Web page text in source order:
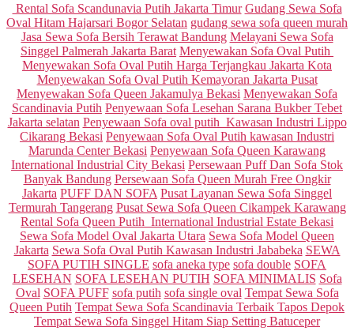
Categories
Rental Sofa Scandunavia Putih Jakarta Timur Gudang Sewa Sofa
Oval Hitam Hajarsari Bogor Selatan gudang sewa sofa queen murah
Jasa Sewa Sofa Bersih Terawat Bandung Melayani Sewa Sofa
Singgel Palmerah Jakarta Barat Menyewakan Sofa Oval Putih
Menyewakan Sofa Oval Putih Harga Terjangkau Jakarta Kota
Menyewakan Sofa Oval Putih Kemayoran Jakarta Pusat
Menyewakan Sofa Queen Jakamulya Bekasi Menyewakan Sofa
Scandinavia Putih Penyewaan Sofa Lesehan Sarana Bukber Tebet
Jakarta selatan Penyewaan Sofa oval putih Kawasan Industri Lippo
Cikarang Bekasi Penyewaan Sofa Oval Putih kawasan Industri
Marunda Center Bekasi Penyewaan Sofa Queen Karawang
International Industrial City Bekasi Persewaan Puff Dan Sofa Stok
Banyak Bandung Persewaan Sofa Queen Murah Free Ongkir
Jakarta PUFF DAN SOFA Pusat Layanan Sewa Sofa Singgel
Termurah Tangerang Pusat Sewa Sofa Queen Cikampek Karawang
Rental Sofa Queen Putih International Industrial Estate Bekasi
Sewa Sofa Model Oval Jakarta Utara Sewa Sofa Model Queen
Jakarta Sewa Sofa Oval Putih Kawasan Industri Jababeka SEWA
SOFA PUTIH SINGLE sofa aneka type sofa double SOFA
LESEHAN SOFA LESEHAN PUTIH SOFA MINIMALIS Sofa
Oval SOFA PUFF sofa putih sofa single oval Tempat Sewa Sofa
Queen Putih Tempat Sewa Sofa Scandinavia Terbaik Tapos Depok
Tempat Sewa Sofa Singgel Hitam Siap Setting Batuceper